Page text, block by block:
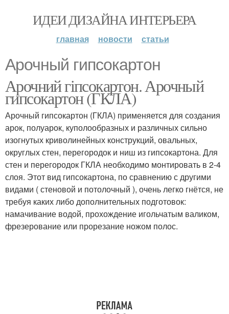
ИДЕИ ДИЗАЙНА ИНТЕРЬЕРА
главная новости статьи
Арочный гипсокартон
Арочний гіпсокартон. Арочный
гипсокартон (ГКЛА)
Арочный гипсокартон (ГКЛА) применяется для создания
арок, полуарок, куполообразных и различных сильно
изогнутых криволинейных конструкций, овальных,
округлых стен, перегородок и ниш из гипсокартона. Для
стен и перегородок ГКЛА необходимо монтировать в 2-4
слоя. Этот вид гипсокартона, по сравнению с другими
видами ( стеновой и потолочный ), очень легко гнётся, не
требуя каких либо дополнительных подготовок:
намачивание водой, прохождение игольчатым валиком,
фрезерование или прорезание ножом полос.